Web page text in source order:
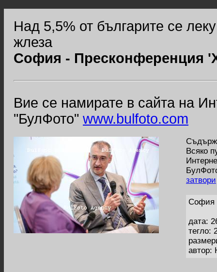
Над 5,5% от българите се
жлеза
София - Пресконференция
Вие се намирате в сайта на
"БулФото" www.bulfoto.com
Всяко
затвори
София
дата:
тегло:
автор: